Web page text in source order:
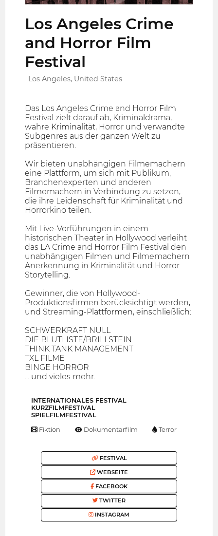
Los Angeles Crime
and Horror Film
Festival
Los Angeles, United States
Das Los Angeles Crime and Horror Film
Festival zielt darauf ab, Kriminaldrama,
wahre Kriminalität, Horror und verwandte
Subgenres aus der ganzen Welt zu
präsentieren.
Wir bieten unabhängigen Filmemachern
eine Plattform, um sich mit Publikum,
Branchenexperten und anderen
Filmemachern in Verbindung zu setzen,
die ihre Leidenschaft für Kriminalität und
Horrorkino teilen.
Mit Live-Vorführungen in einem
historischen Theater in Hollywood verleiht
das LA Crime and Horror Film Festival den
unabhängigen Filmen und Filmemachern
Anerkennung in Kriminalität und Horror
Storytelling.
Gewinner, die von Hollywood-
Produktionsfirmen berücksichtigt werden,
und Streaming-Plattformen, einschließlich:
SCHWERKRAFT NULL
DIE BLUTLISTE/BRILLSTEIN
THINK TANK MANAGEMENT
TXL FILME
BINGE HORROR
... und vieles mehr.
INTERNATIONALES FESTIVAL
KURZFILMFESTIVAL
SPIELFILMFESTIVAL
Fiktion Dokumentarfilm Terror
FESTIVAL
WEBSEITE
FACEBOOK
TWITTER
INSTAGRAM